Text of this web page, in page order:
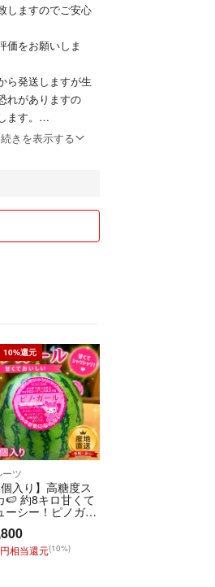
しますのでご安心
価をお願いしま
ら発送しますが生
れがありますの
す。
ご希望の方は入
続きを表示する
10%還元
ーツ
個入り】高糖度ス
🍉 約8キロ甘くて
ーシー！ピノガー
相当還元(10%)